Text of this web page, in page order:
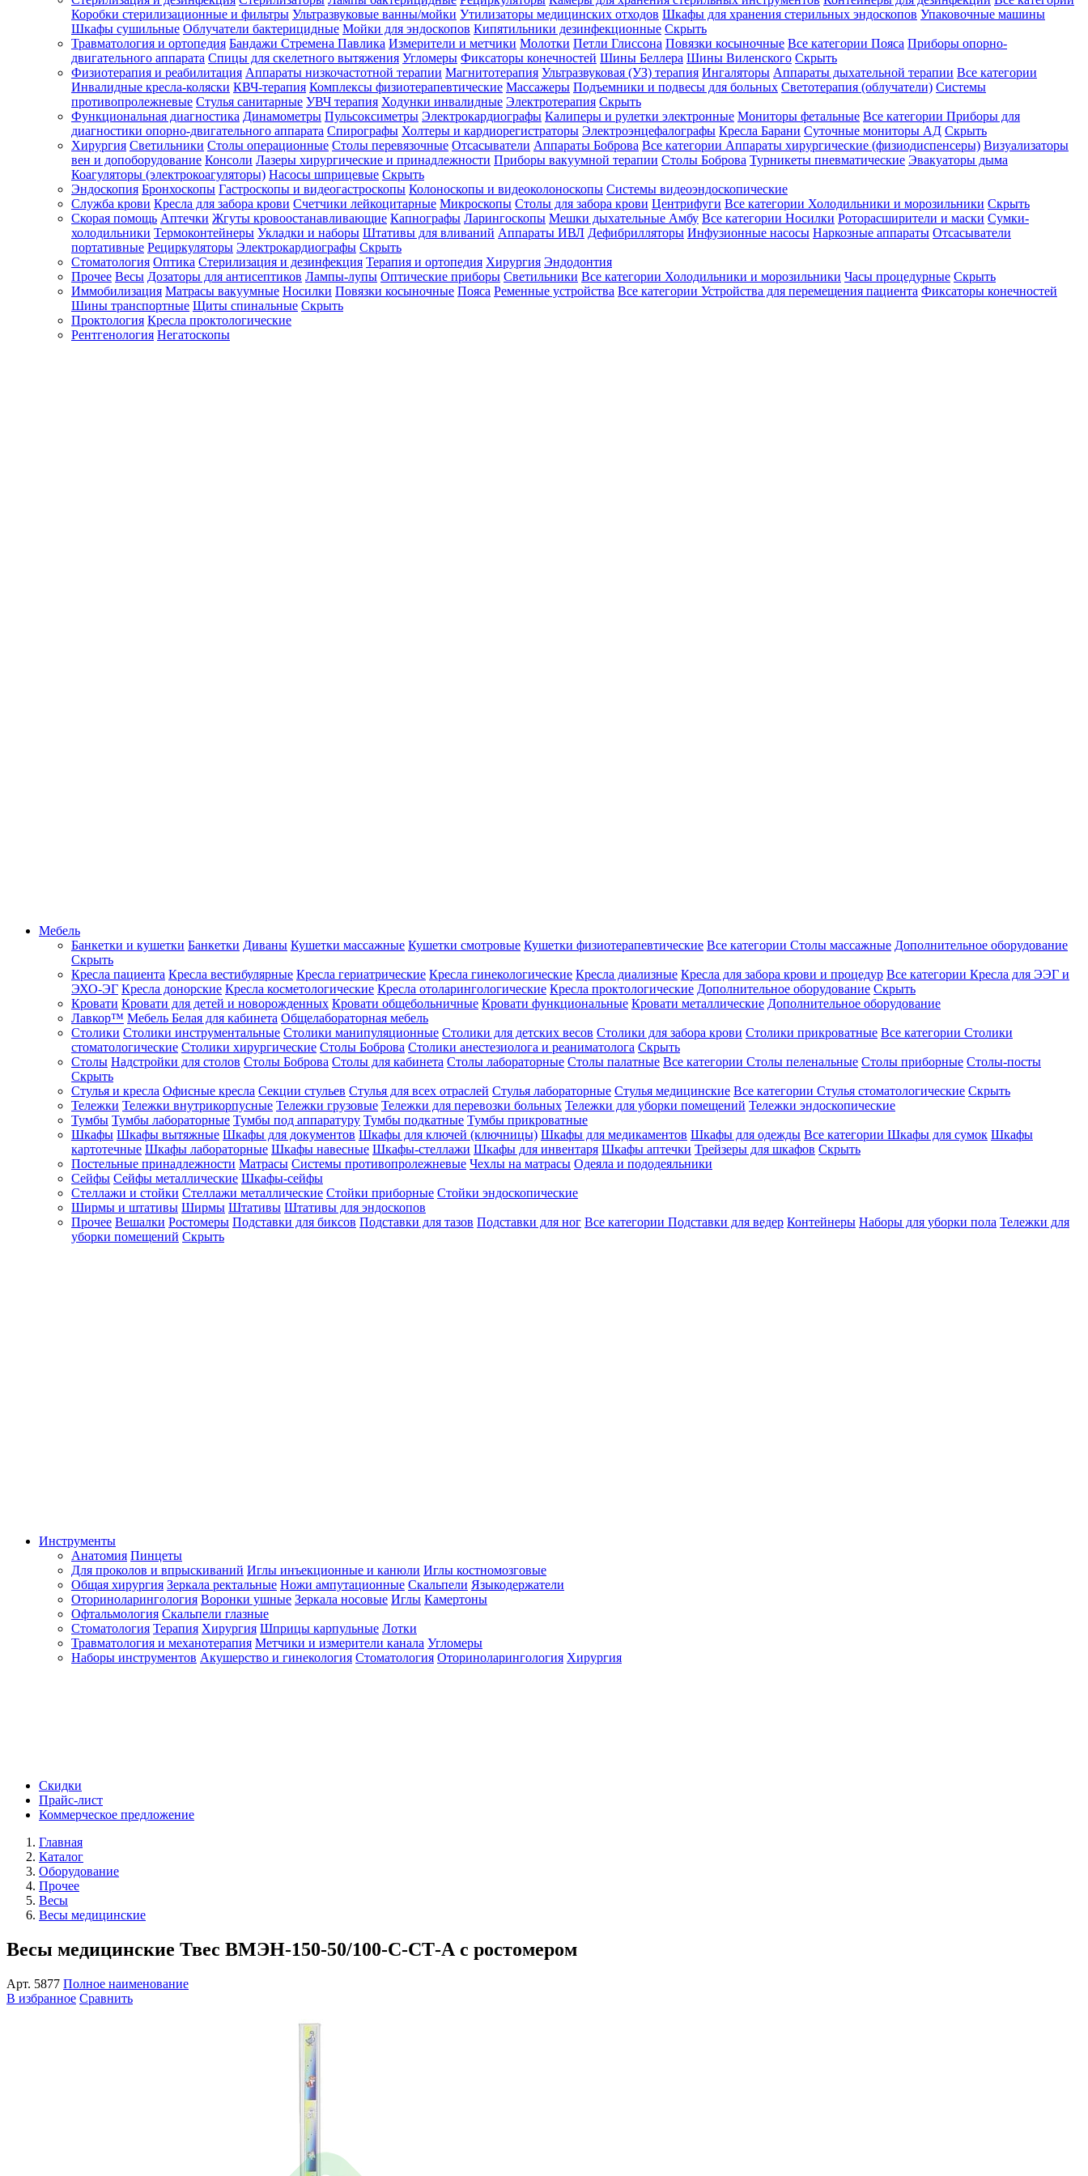
Зарегистрироваться
Зачем
регистрироваться?
Все
покупки
в
одном
месте
Личный
менеджер
Отслеживание
статуса
заказа
Коробки стерилизационные и фильтры Ультразвуковые ванны/мойки Утилизаторы медицинских отходов Шкафы для хранения стерильных эндоскопов Упаковочные машины
Шкафы сушильные Облучатели бактерицидные Мойки для эндоскопов Кипятильники дезинфекционные Скрыть
Травматология и ортопедия Бандажи Стремена Павлика Измерители и метчики Молотки Петли Глиссона Повязки косыночные Все категории Пояса Приборы опорно-
двигательного аппарата Спицы для скелетного вытяжения Угломеры Фиксаторы конечностей Шины Беллера Шины Виленского Скрыть
Физиотерапия и реабилитация Аппараты низкочастотной терапии Магнитотерапия Ультразвуковая (УЗ) терапия Ингаляторы Аппараты дыхательной терапии Все категории
Инвалидные кресла-коляски КВЧ-терапия Комплексы физиотерапевтические Массажеры Подъемники и подвесы для больных Светотерапия (облучатели) Системы
противопролежневые Стулья санитарные УВЧ терапия Ходунки инвалидные Электротерапия Скрыть
Функциональная диагностика Динамометры Пульсоксиметры Электрокардиографы Калиперы и рулетки электронные Мониторы фетальные Все категории Приборы для
диагностики опорно-двигательного аппарата Спирографы Холтеры и кардиорегистраторы Электроэнцефалографы Кресла Барани Суточные мониторы АД Скрыть
Хирургия Светильники Столы операционные Столы перевязочные Отсасыватели Аппараты Боброва Все категории Аппараты хирургические (физиодиспенсеры) Визуализаторы
вен и допоборудование Консоли Лазеры хирургические и принадлежности Приборы вакуумной терапии Столы Боброва Турникеты пневматические Эвакуаторы дыма
Коагуляторы (электрокоагуляторы) Насосы шприцевые Скрыть
Эндоскопия Бронхоскопы Гастроскопы и видеогастроскопы Колоноскопы и видеоколоноскопы Системы видеоэндоскопические
Служба крови Кресла для забора крови Счетчики лейкоцитарные Микроскопы Столы для забора крови Центрифуги Все категории Холодильники и морозильники Скрыть
Скорая помощь Аптечки Жгуты кровоостанавливающие Капнографы Ларингоскопы Мешки дыхательные Амбу Все категории Носилки Роторасширители и маски Сумки-
холодильники Термоконтейнеры Укладки и наборы Штативы для вливаний Аппараты ИВЛ Дефибрилляторы Инфузионные насосы Наркозные аппараты Отсасыватели
портативные Рециркуляторы Электрокардиографы Скрыть
Стоматология Оптика Стерилизация и дезинфекция Терапия и ортопедия Хирургия Эндодонтия
Прочее Весы Дозаторы для антисептиков Лампы-лупы Оптические приборы Светильники Все категории Холодильники и морозильники Часы процедурные Скрыть
Иммобилизация Матрасы вакуумные Носилки Повязки косыночные Пояса Ременные устройства Все категории Устройства для перемещения пациента Фиксаторы конечностей
Шины транспортные Щиты спинальные Скрыть
Проктология Кресла проктологические
Рентгенология Негатоскопы
Мебель
Банкетки и кушетки Банкетки Диваны Кушетки массажные Кушетки смотровые Кушетки физиотерапевтические Все категории Столы массажные Дополнительное оборудование
Скрыть
Кресла пациента Кресла вестибулярные Кресла гериатрические Кресла гинекологические Кресла диализные Кресла для забора крови и процедур Все категории Кресла для ЭЭГ и
ЭХО-ЭГ Кресла донорские Кресла косметологические Кресла отоларингологические Кресла проктологические Дополнительное оборудование Скрыть
Кровати Кровати для детей и новорожденных Кровати общебольничные Кровати функциональные Кровати металлические Дополнительное оборудование
Лавкор™ Мебель Белая для кабинета Общелабораторная мебель
Столики Столики инструментальные Столики манипуляционные Столики для детских весов Столики для забора крови Столики прикроватные Все категории Столики
стоматологические Столики хирургические Столы Боброва Столики анестезиолога и реаниматолога Скрыть
Столы Надстройки для столов Столы Боброва Столы для кабинета Столы лабораторные Столы палатные Все категории Столы пеленальные Столы приборные Столы-посты
Скрыть
Стулья и кресла Офисные кресла Секции стульев Стулья для всех отраслей Стулья лабораторные Стулья медицинские Все категории Стулья стоматологические Скрыть
Тележки Тележки внутрикорпусные Тележки грузовые Тележки для перевозки больных Тележки для уборки помещений Тележки эндоскопические
Тумбы Тумбы лабораторные Тумбы под аппаратуру Тумбы подкатные Тумбы прикроватные
Шкафы Шкафы вытяжные Шкафы для документов Шкафы для ключей (ключницы) Шкафы для медикаментов Шкафы для одежды Все категории Шкафы для сумок Шкафы
картотечные Шкафы лабораторные Шкафы навесные Шкафы-стеллажи Шкафы для инвентаря Шкафы аптечки Трейзеры для шкафов Скрыть
Постельные принадлежности Матрасы Системы противопролежневые Чехлы на матрасы Одеяла и пододеяльники
Сейфы Сейфы металлические Шкафы-сейфы
Стеллажи и стойки Стеллажи металлические Стойки приборные Стойки эндоскопические
Ширмы и штативы Ширмы Штативы Штативы для эндоскопов
Прочее Вешалки Ростомеры Подставки для биксов Подставки для тазов Подставки для ног Все категории Подставки для ведер Контейнеры Наборы для уборки пола Тележки для
уборки помещений Скрыть
Инструменты
Анатомия Пинцеты
Для проколов и впрыскиваний Иглы инъекционные и канюли Иглы костномозговые
Общая хирургия Зеркала ректальные Ножи ампутационные Скальпели Языкодержатели
Оториноларингология Воронки ушные Зеркала носовые Иглы Камертоны
Офтальмология Скальпели глазные
Стоматология Терапия Хирургия Шприцы карпульные Лотки
Травматология и механотерапия Метчики и измерители канала Угломеры
Наборы инструментов Акушерство и гинекология Стоматология Оториноларингология Хирургия
Скидки
Прайс-лист
Коммерческое предложение
Главная
Каталог
Оборудование
Прочее
Весы
Весы медицинские
Весы медицинские Твес ВМЭН-150-50/100-С-СТ-А с ростомером
Арт. 5877 Полное наименование
В избранное Сравнить